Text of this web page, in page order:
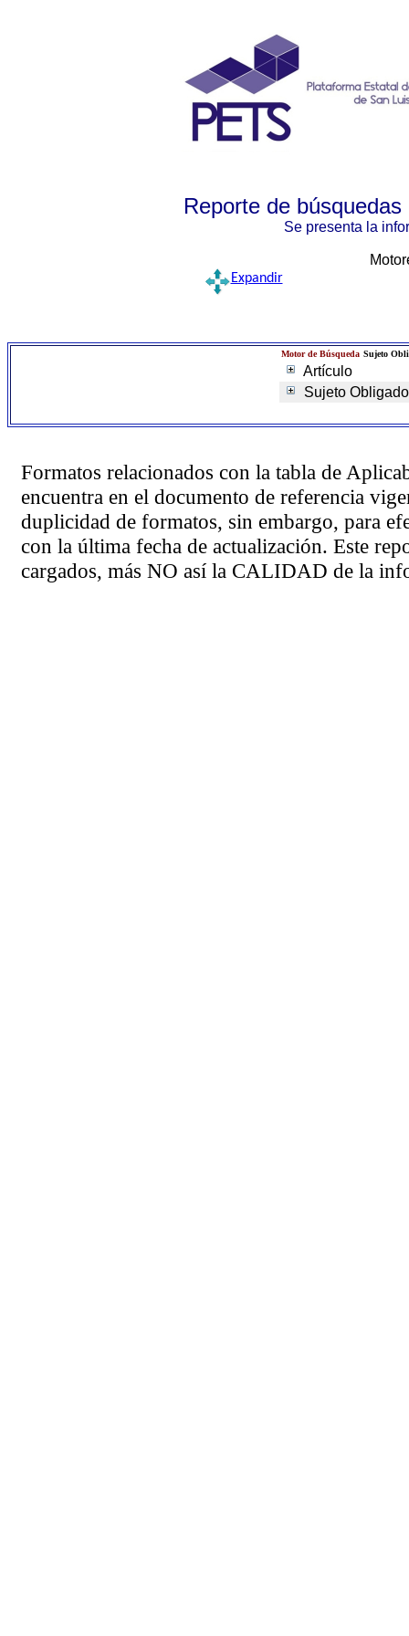
Reporte de
Se presenta la
Expandir
Motor de Búsqueda Sujeto
Artículo
Sujeto Obligado
Formatos relacionados con la tabla de
encuentra en el documento de referencia
duplicidad de formatos, sin embargo, para
con la última fecha de actualización. Este
cargados, más NO así la CALIDAD de la